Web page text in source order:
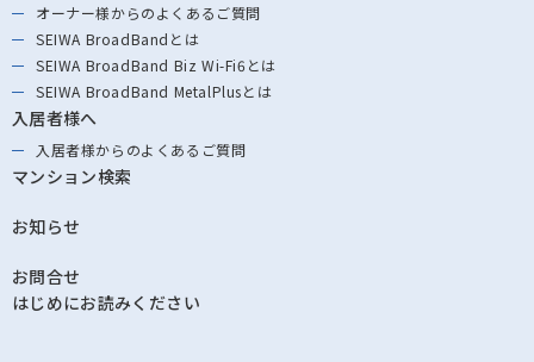
オーナー様からのよくあるご質問
SEIWA BroadBandとは
SEIWA BroadBand Biz Wi-Fi6とは
SEIWA BroadBand MetalPlusとは
入居者様へ
入居者様からのよくあるご質問
マンション検索
お知らせ
お問合せ
はじめにお読みください